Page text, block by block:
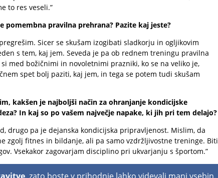
to res veseli.”
pomembna pravilna prehrana? Pazite kaj jeste?
Sicer se skušam izogibati sladkorju in ogljikovim
s tem, kaj jem. Seveda je pa ob rednem treningu pravilna
med božičnimi in novoletnimi prazniki, ko se na veliko je,
spet bolj paziti, kaj jem, in tega se potem tudi skušam
kakšen je najboljši način za ohranjanje kondicijske
In kaj so po vašem največje napake, ki jih pri tem delajo?
drugo pa je dejanska kondicijska pripravljenost. Mislim, da
zgolj fitnes in bildanje, ali pa samo vzdržljivostne treninge. Biti
Vsekakor zagovarjam disciplino pri ukvarjanju s športom.”